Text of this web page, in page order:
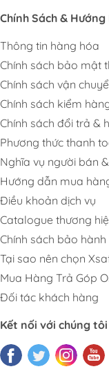
Chính Sách & Hướng
Thông tin hàng hóa
Chính sách bảo mật
Chính sách vận
Chính sách kiểm
Chính sách đổi trả &
Phương thức thanh
Nghĩa vụ người bán
Hướng dẫn mua
Điều khoản dịch vụ
Catalogue thương
Chính sách bảo hành
Tại sao nên chọn
Mua Hàng Trả Góp
Đối tác khách hàng
Kết nối với chúng tôi